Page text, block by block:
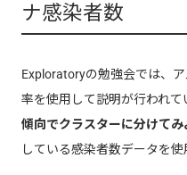
ナ感染者数
Exploratoryの勉強会では、
率を使用して説明が行われて
傾向でクラスターに分けてみ
している感染者数データを使